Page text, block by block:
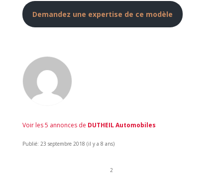
Demandez une expertise de ce modèle
Voir les 5 annonces de DUTHEIL Automobiles
Publié: 23 septembre 2018 (il y a 8 ans)
2